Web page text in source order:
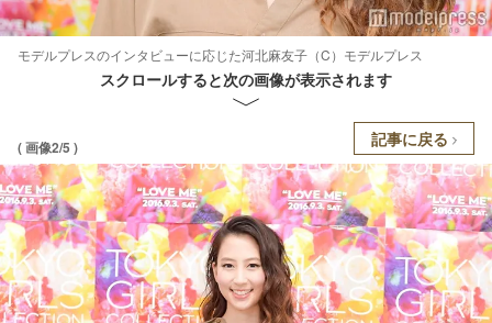
モデルプレスのインタビューに応じた河北麻友子（C）モデルプレス
スクロールすると次の画像が表示されます
( 画像2/5 ) 記事に戻る